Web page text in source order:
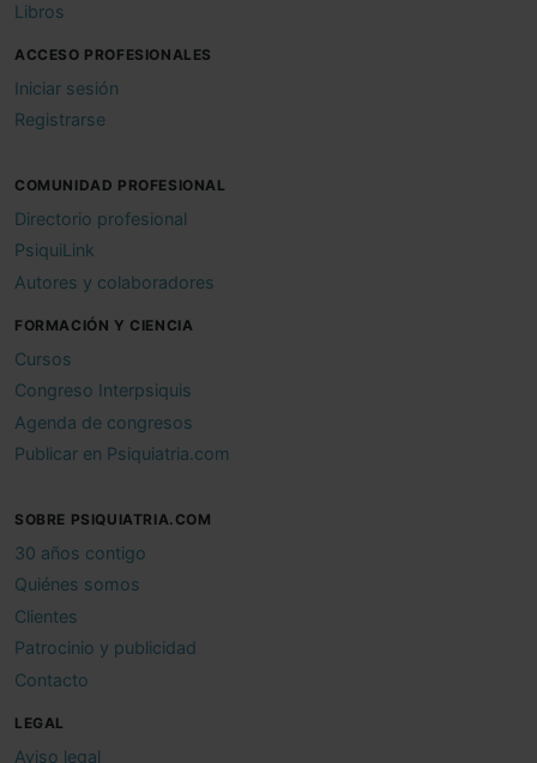
Libros
ACCESO PROFESIONALES
Iniciar sesión
Registrarse
COMUNIDAD PROFESIONAL
Directorio profesional
PsiquiLink
Autores y colaboradores
FORMACIÓN Y CIENCIA
Cursos
Congreso Interpsiquis
Agenda de congresos
Publicar en Psiquiatria.com
SOBRE PSIQUIATRIA.COM
30 años contigo
Quiénes somos
Clientes
Patrocinio y publicidad
Contacto
LEGAL
Aviso legal